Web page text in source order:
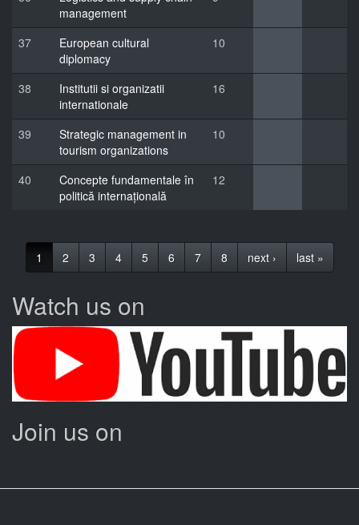
management
37
European cultural
diplomacy
10
38
Institutii si organizatii
internationale
16
39
Strategic management in
tourism organizations
10
40
Concepte fundamentale în
politică internațională
12
1 2 3 4 5 6 7 8 next › last »
Watch us on
Join us on